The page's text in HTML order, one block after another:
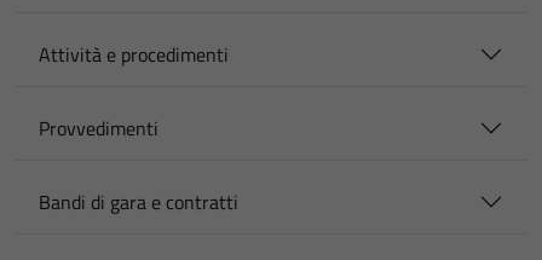
Attività e procedimenti
Provvedimenti
Bandi di gara e contratti